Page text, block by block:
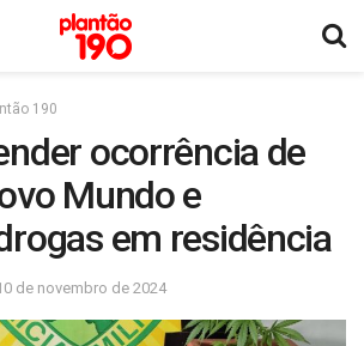
190
ocorrência de
Mundo e
em residência
de novembro de 2024